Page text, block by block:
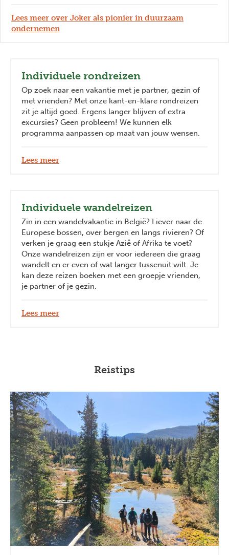
Lees meer over Joker als pionier in duurzaam
ondernemen
Individuele rondreizen
Op zoek naar een vakantie met je partner, gezin of
met vrienden? Met onze kant-en-klare rondreizen
zit je altijd goed. Ergens langer blijven of extra
excursies? Geen probleem! We kunnen elk
programma aanpassen op maat van jouw wensen.
Lees meer
Individuele wandelreizen
Zin in een wandelvakantie in België? Liever naar de
Europese bossen, over bergen en langs rivieren? Of
verken je graag een stukje Azië of Afrika te voet?
Onze wandelreizen zijn er voor iedereen die graag
wandelt en er even of wat langer tussenuit wilt. Je
kan deze reizen boeken met een groepje vrienden,
je partner of je gezin.
Lees meer
Reistips